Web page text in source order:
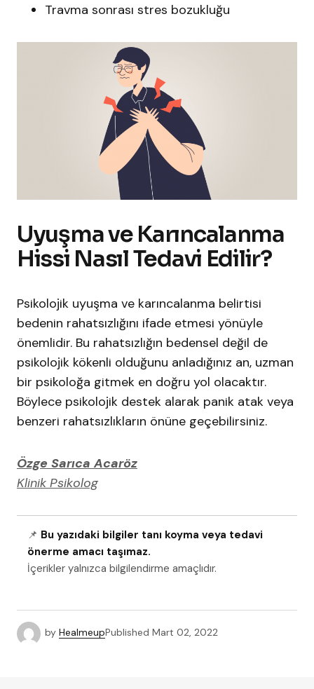
Travma sonrası stres bozukluğu
Uyuşma ve Karıncalanma
Hissi Nasıl Tedavi Edilir?
Psikolojik uyuşma ve karıncalanma belirtisi
bedenin rahatsızlığını ifade etmesi yönüyle
önemlidir. Bu rahatsızlığın bedensel değil de
psikolojik kökenli olduğunu anladığınız an, uzman
bir psikoloğa gitmek en doğru yol olacaktır.
Böylece psikolojik destek alarak panik atak veya
benzeri rahatsızlıkların önüne geçebilirsiniz.
Özge Sarıca Acaröz
Klinik Psikolog
📌 Bu yazıdaki bilgiler tanı koyma veya tedavi
önerme amacı taşımaz.
İçerikler yalnızca bilgilendirme amaçlıdır.
by HealmeupPublished Mart 02, 2022